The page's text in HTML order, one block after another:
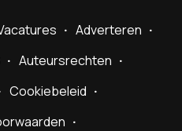
Adverteren
Auteursrechten
Cookiebeleid